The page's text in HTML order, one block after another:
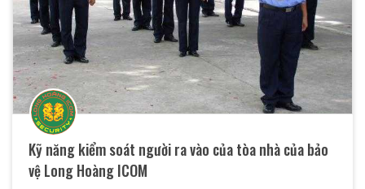
Kỹ năng kiểm soát người ra vào của tòa nhà của bảo
vệ Long Hoàng ICOM